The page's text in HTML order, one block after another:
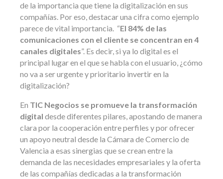
de la importancia que tiene la digitalización en sus
compañías. Por eso, destacar una cifra como ejemplo
parece de vital importancia. “El 84% de las
comunicaciones con el cliente se concentran en 4
canales digitales”. Es decir, si ya lo digital es el
principal lugar en el que se habla con el usuario, ¿cómo
no va a ser urgente y prioritario invertir en la
digitalización?
En TIC Negocios se promueve la transformación
digital desde diferentes pilares, apostando de manera
clara por la cooperación entre perfiles y por ofrecer
un apoyo neutral desde la Cámara de Comercio de
Valencia a esas sinergias que se crean entre la
demanda de las necesidades empresariales y la oferta
de las compañías dedicadas a la transformación